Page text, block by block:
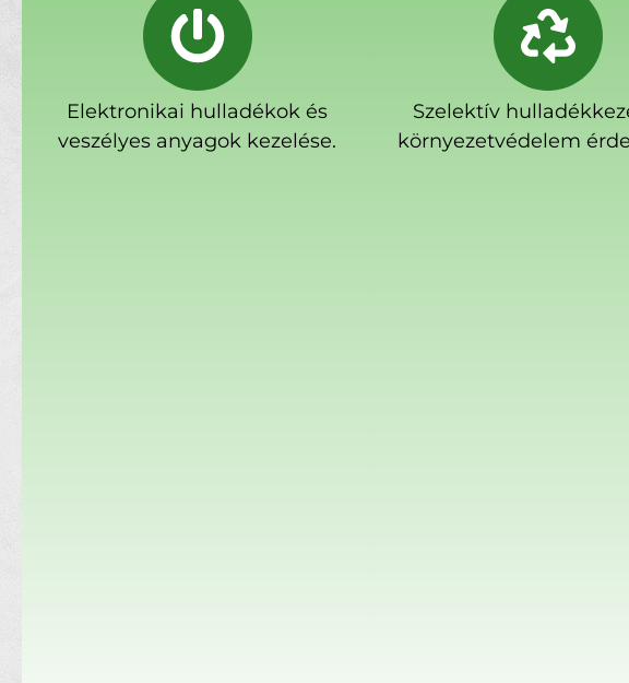
Elektronikai hulladékok és
veszélyes anyagok kezelése.
Szelektív
környezetvédelem